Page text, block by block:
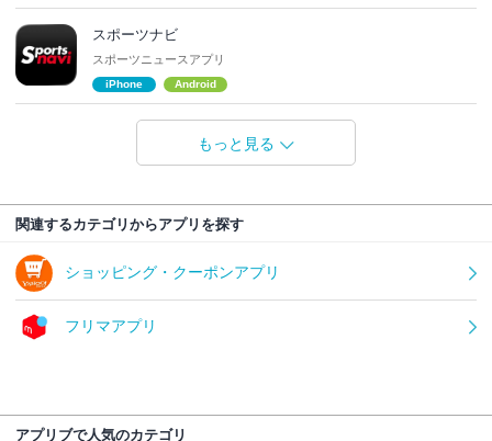
スポーツナビ
スポーツニュースアプリ
iPhone Android
もっと見る
関連するカテゴリからアプリを探す
ショッピング・クーポンアプリ
フリマアプリ
アプリブで人気のカテゴリ